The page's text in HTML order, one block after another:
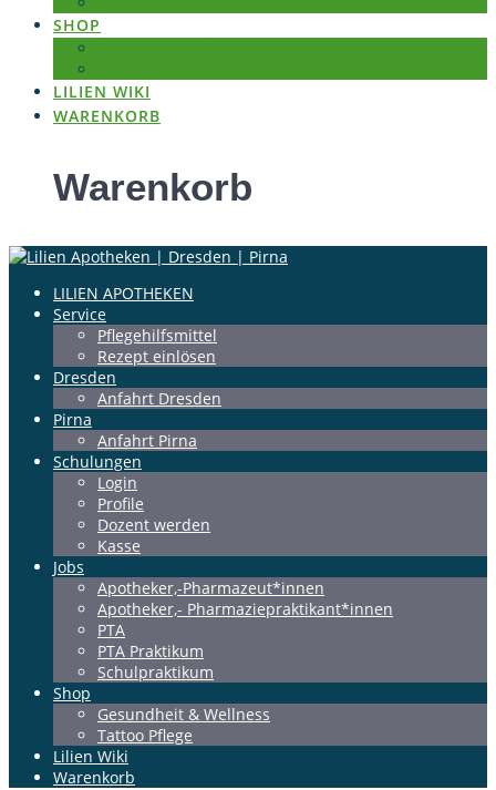
SHOP
LILIEN WIKI
WARENKORB
Warenkorb
LILIEN APOTHEKEN
Service
Pflegehilfsmittel
Rezept einlösen
Dresden
Anfahrt Dresden
Pirna
Anfahrt Pirna
Schulungen
Login
Profile
Dozent werden
Kasse
Jobs
Apotheker,-Pharmazeut*innen
Apotheker,- Pharmaziepraktikant*innen
PTA
PTA Praktikum
Schulpraktikum
Shop
Gesundheit & Wellness
Tattoo Pflege
Lilien Wiki
Warenkorb